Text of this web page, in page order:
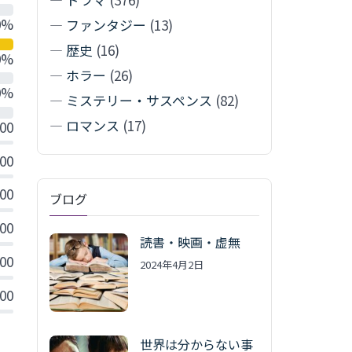
— ファンタジー (13)
— 歴史 (16)
— ホラー (26)
— ミステリー・サスペンス (82)
— ロマンス (17)
ブログ
読書・映画・虚無
2024年4月2日
世界は分からない事